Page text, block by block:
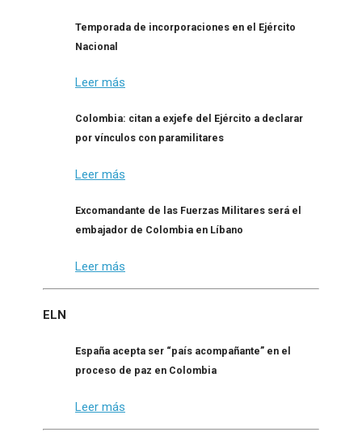
Temporada de incorporaciones en el Ejército
Nacional
Leer más
Colombia: citan a exjefe del Ejército a declarar
por vínculos con paramilitares
Leer más
Excomandante de las Fuerzas Militares será el
embajador de Colombia en Líbano
Leer más
ELN
España acepta ser “país acompañante” en el
proceso de paz en Colombia
Leer más